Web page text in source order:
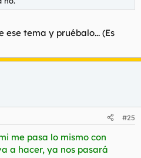
tema y pruébalo... (Es
#25
me pasa lo mismo con
a hacer, ya nos pasará